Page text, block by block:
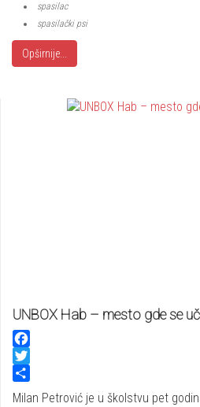
spasilac
spasilački psi
Opširnije...
UNBOX Hab – mesto gde se
Facebook
Twitter
Share
Milan Petrović je u školstvu pet